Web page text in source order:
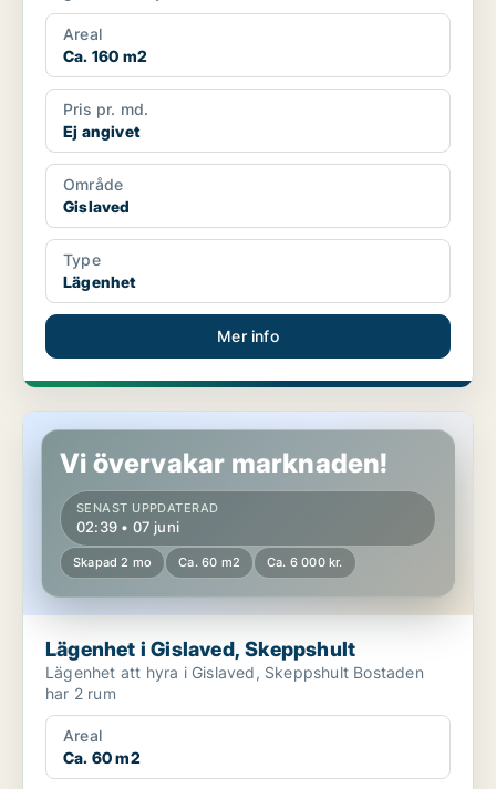
Areal
Ca. 160 m2
Pris pr. md.
Ej angivet
Område
Gislaved
Type
Lägenhet
Mer info
Lägenhet i Gislaved, Skeppshult
Vi övervakar marknaden!
SENAST UPPDATERAD
02:39 • 07 juni
Skapad 2 mo Ca. 60 m2 Ca. 6 000 kr.
Lägenhet i Gislaved, Skeppshult
Lägenhet att hyra i Gislaved, Skeppshult Bostaden
har 2 rum
Areal
Ca. 60 m2